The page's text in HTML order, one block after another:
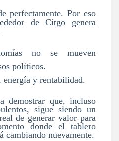
perfectamente. Por eso
de Citgo genera
no se mueven
políticos.
energía y rentabilidad.
demostrar que, incluso
sigue siendo un
de generar valor para
donde el tablero
cambiando nuevamente.